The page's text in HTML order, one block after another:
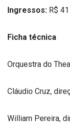
Ingressos: R$
Ficha técnica
Orquestra do
Cláudio Cruz,
William Pereira,